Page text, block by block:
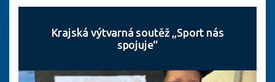
Krajská výtvarná soutěž „Sport nás
spojuje“